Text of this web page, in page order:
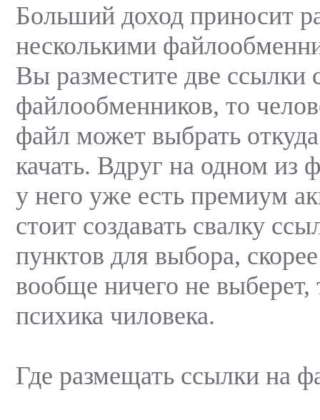
Больший доход приносит
несколькими
Вы разместите две ссылки
файлообменников, то
файл может выбрать
качать. Вдруг на одном из
у него уже есть премиум
стоит создавать свалку
пунктов для выбора,
вообще ничего не выберет,
психика чиловека.
Где размещать ссылки на